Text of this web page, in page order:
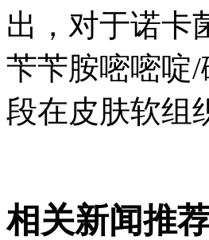
出，对于诺卡
苄苄胺嘧嘧啶
段在皮肤软组
相关新闻推